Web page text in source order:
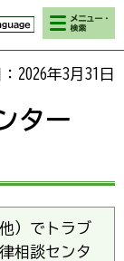
検索・メニ
ュー
2026年3月31日
ター
）でトラブ
相談センタ